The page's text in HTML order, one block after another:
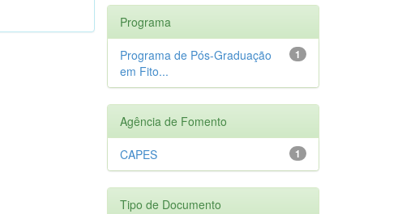
Programa
1
Programa de Pós-Graduação
em Fito...
Agência de Fomento
1
CAPES
Tipo de Documento